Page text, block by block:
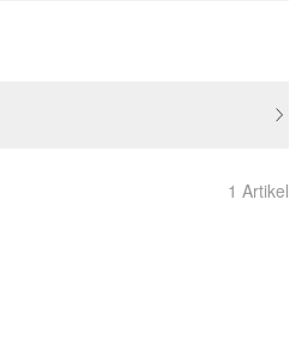
1 Artikel